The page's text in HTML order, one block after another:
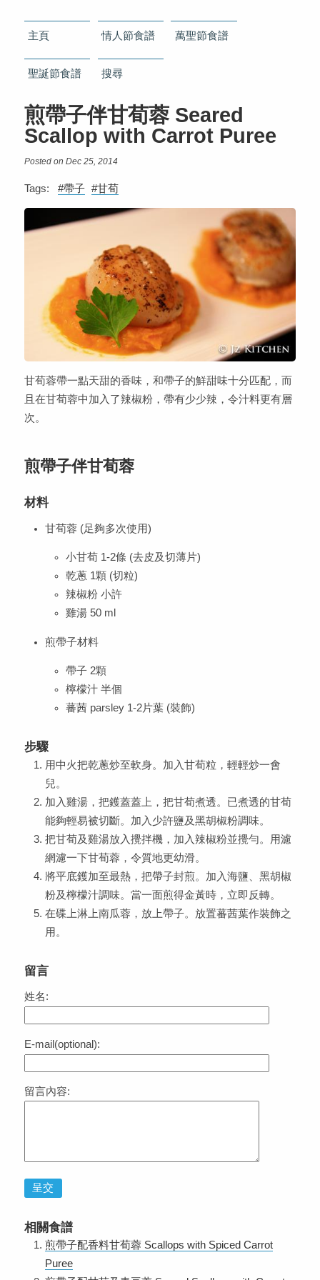
主頁 情人節食譜 萬聖節食譜
聖誕節食譜 搜尋
煎帶子伴甘荀蓉 Seared
Scallop with Carrot Puree
Posted on Dec 25, 2014
Tags: #帶子 #甘荀
甘荀蓉帶一點天甜的香味，和帶子的鮮甜味十分匹配，而
且在甘荀蓉中加入了辣椒粉，帶有少少辣，令汁料更有層
次。
煎帶子伴甘荀蓉
材料
甘荀蓉 (足夠多次使用)
小甘荀 1-2條 (去皮及切薄片)
乾蔥 1顆 (切粒)
辣椒粉 小許
雞湯 50 ml
煎帶子材料
帶子 2顆
檸檬汁 半個
蕃茜 parsley 1-2片葉 (裝飾)
步驟
用中火把乾蔥炒至軟身。加入甘荀粒，輕輕炒一會
兒。
加入雞湯，把鑊蓋蓋上，把甘荀煮透。已煮透的甘荀
能夠輕易被切斷。加入少許鹽及黑胡椒粉調味。
把甘荀及雞湯放入攪拌機，加入辣椒粉並攪勻。用濾
網濾一下甘荀蓉，令質地更幼滑。
將平底鑊加至最熱，把帶子封煎。加入海鹽、黑胡椒
粉及檸檬汁調味。當一面煎得金黃時，立即反轉。
在碟上淋上南瓜蓉，放上帶子。放置蕃茜葉作裝飾之
用。
留言
姓名:
E-mail(optional):
留言內容:
呈交
相關食譜
煎帶子配香料甘荀蓉 Scallops with Spiced Carrot
Puree